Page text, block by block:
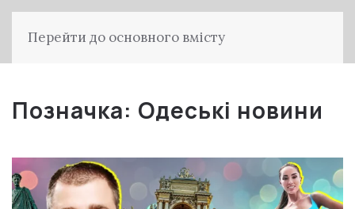
Перейти до основного вмісту
Позначка: Одеські новини